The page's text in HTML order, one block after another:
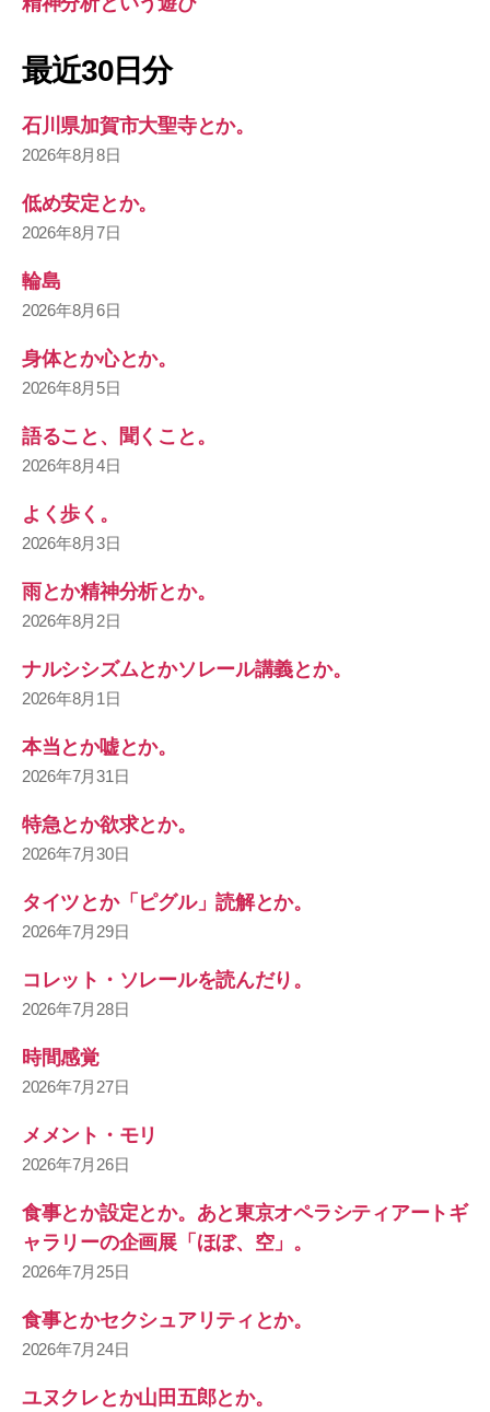
最近30日分
石川県加賀市大聖寺とか。
2026年8月8日
低め安定とか。
2026年8月7日
輪島
2026年8月6日
身体とか心とか。
2026年8月5日
語ること、聞くこと。
2026年8月4日
よく歩く。
2026年8月3日
雨とか精神分析とか。
2026年8月2日
ナルシシズムとかソレール講義とか。
2026年8月1日
本当とか嘘とか。
2026年7月31日
特急とか欲求とか。
2026年7月30日
タイツとか「ピグル」読解とか。
2026年7月29日
コレット・ソレールを読んだり。
2026年7月28日
時間感覚
2026年7月27日
メメント・モリ
2026年7月26日
食事とか設定とか。あと東京オペラシティアートギ
ャラリーの企画展「ほぼ、空」。
2026年7月25日
食事とかセクシュアリティとか。
2026年7月24日
ユヌクレとか山田五郎とか。